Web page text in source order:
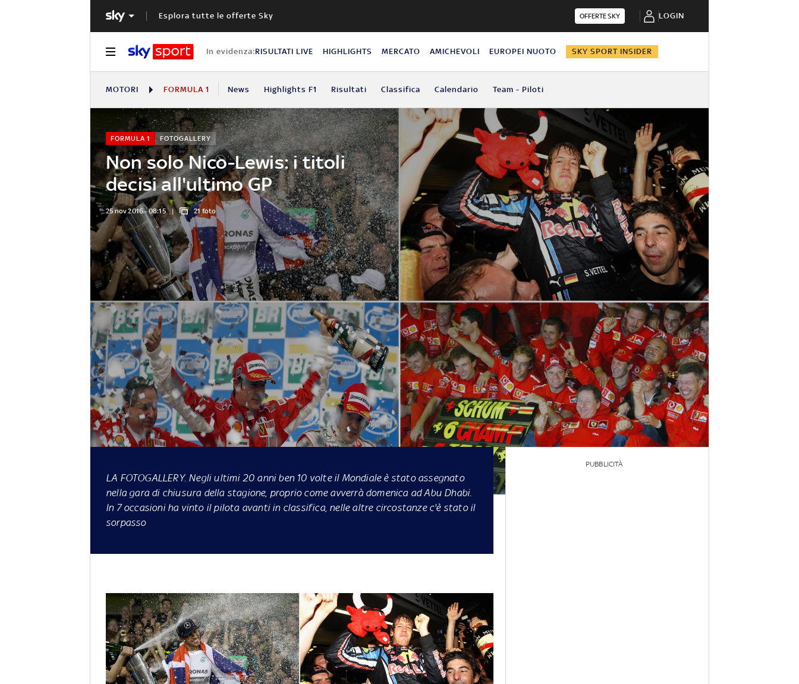
Esplora tutte le offerte Sky OFFERTE SKY LOGIN
In evidenza:RISULTATI LIVE HIGHLIGHTS MERCATO AMICHEVOLI EUROPEI NUOTO SKY SPORT INSIDER
MOTORI FORMULA 1 News Highlights F1 Risultati Classifica Calendario Team - Piloti
Non solo Nico-Lewis: i titoli
decisi all'ultimo GP
FORMULA 1 FOTOGALLERY
25 nov 2016 - 08:15 21 foto
LA FOTOGALLERY. Negli ultimi 20 anni ben 10 volte il Mondiale è stato assegnato
nella gara di chiusura della stagione, proprio come avverrà domenica ad Abu Dhabi.
In 7 occasioni ha vinto il pilota avanti in classifica, nelle altre circostanze c'è stato il
sorpasso
PUBBLICITÀ